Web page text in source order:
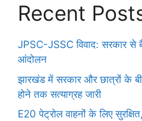
Recent
JPSC-JSSC विवाद: सरकार से
आंदोलन
झारखंड में सरकार और छात्रों के
होने तक सत्याग्रह जारी
E20 पेट्रोल वाहनों के लिए